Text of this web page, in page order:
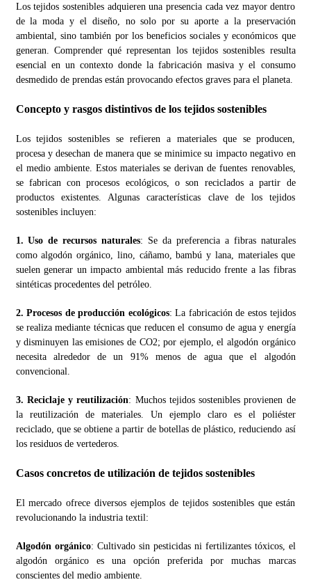
Los tejidos sostenibles adquieren una presencia cada vez mayor dentro
de la moda y el diseño, no solo por su aporte a la preservación
ambiental, sino también por los beneficios sociales y económicos que
generan. Comprender qué representan los tejidos sostenibles resulta
esencial en un contexto donde la fabricación masiva y el consumo
desmedido de prendas están provocando efectos graves para el planeta.
Concepto y rasgos distintivos de los tejidos sostenibles
Los tejidos sostenibles se refieren a materiales que se producen,
procesa y desechan de manera que se minimice su impacto negativo en
el medio ambiente. Estos materiales se derivan de fuentes renovables,
se fabrican con procesos ecológicos, o son reciclados a partir de
productos existentes. Algunas características clave de los tejidos
sostenibles incluyen:
1. Uso de recursos naturales: Se da preferencia a fibras naturales
como algodón orgánico, lino, cáñamo, bambú y lana, materiales que
suelen generar un impacto ambiental más reducido frente a las fibras
sintéticas procedentes del petróleo.
2. Procesos de producción ecológicos: La fabricación de estos tejidos
se realiza mediante técnicas que reducen el consumo de agua y energía
y disminuyen las emisiones de CO2; por ejemplo, el algodón orgánico
necesita alrededor de un 91% menos de agua que el algodón
convencional.
3. Reciclaje y reutilización: Muchos tejidos sostenibles provienen de
la reutilización de materiales. Un ejemplo claro es el poliéster
reciclado, que se obtiene a partir de botellas de plástico, reduciendo así
los residuos de vertederos.
Casos concretos de utilización de tejidos sostenibles
El mercado ofrece diversos ejemplos de tejidos sostenibles que están
revolucionando la industria textil:
Algodón orgánico: Cultivado sin pesticidas ni fertilizantes tóxicos, el
algodón orgánico es una opción preferida por muchas marcas
conscientes del medio ambiente.